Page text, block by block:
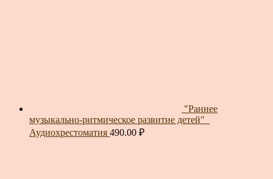
"Раннее
музыкально-ритмическое развитие детей"_
Аудиохрестоматия 490.00 ₽